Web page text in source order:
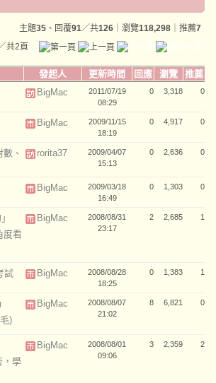
主題35 、回覆91／共126 ｜瀏覽118,298 ｜推薦7
共2頁
發起人 更新時間 回應 瀏覽
推薦
BigMac
2011/07/19
08:29
0 3,318 0
BigMac
2009/11/15
18:19
0 4,917 0
、
rorita37
2009/04/07
15:13
0 2,636 0
BigMac
2009/03/18
16:49
0 1,303 0
度看
BigMac
2008/08/31
23:17
2 2,685 1
試 BigMac
2008/08/28
18:25
0 1,383 1
)
BigMac
2008/08/07
21:02
8 6,821 0
，學
BigMac
2008/08/01
09:06
3 2,359 2